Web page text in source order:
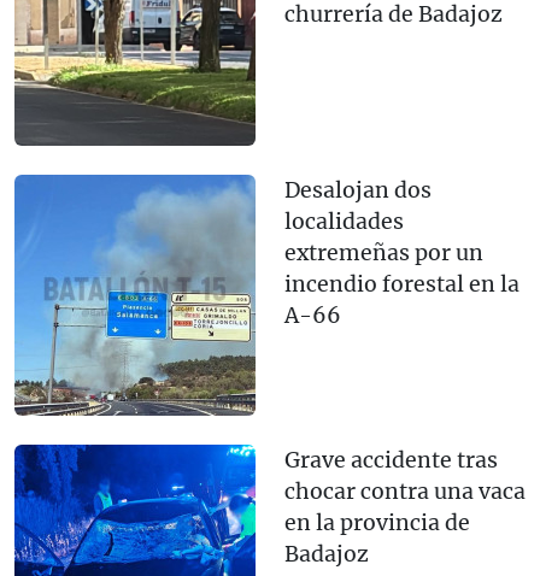
churrería de Badajoz
Desalojan dos
localidades
extremeñas por un
incendio forestal en la
A-66
Grave accidente tras
chocar contra una vaca
en la provincia de
Badajoz